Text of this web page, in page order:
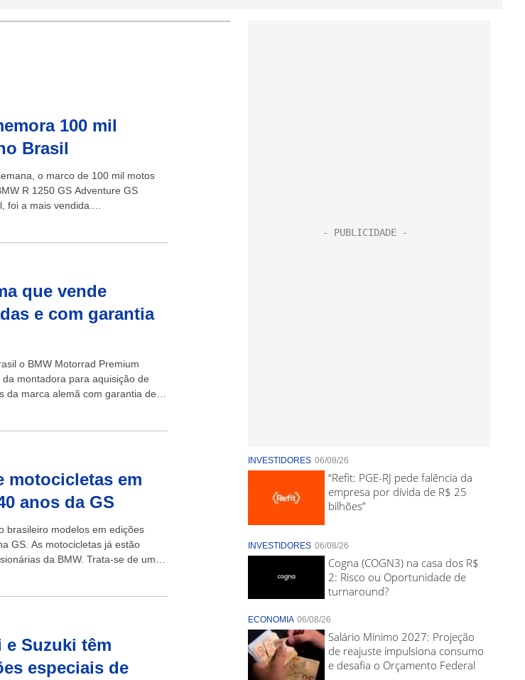
100 mil
Brasil
o marco de 100 mil motos
R 1250 GS Adventure GS
foi a mais vendida....
que vende
e com garantia
o BMW Motorrad Premium
montadora para aquisição de
da marca alemã com garantia de
motocicletas em
anos da GS
brasileiro modelos em edições
GS. As motocicletas já estão
da BMW. Trata-se de uma
e Suzuki têm
especiais de
INVESTIDORES 06/08/26
“Refit: PGE-RJ pede falência da
empresa por dívida de R$ 25
bilhões”
INVESTIDORES 06/08/26
Cogna (COGN3) na casa dos R$
2: Risco ou Oportunidade de
turnaround?
ECONOMIA 06/08/26
Salário Mínimo 2027: Projeção
de reajuste impulsiona consumo
e desafia o Orçamento Federal